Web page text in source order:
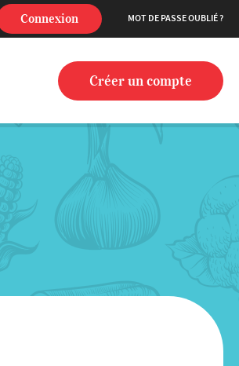
Connexion MOT DE PASSE OUBLIÉ ?
Créer un compte